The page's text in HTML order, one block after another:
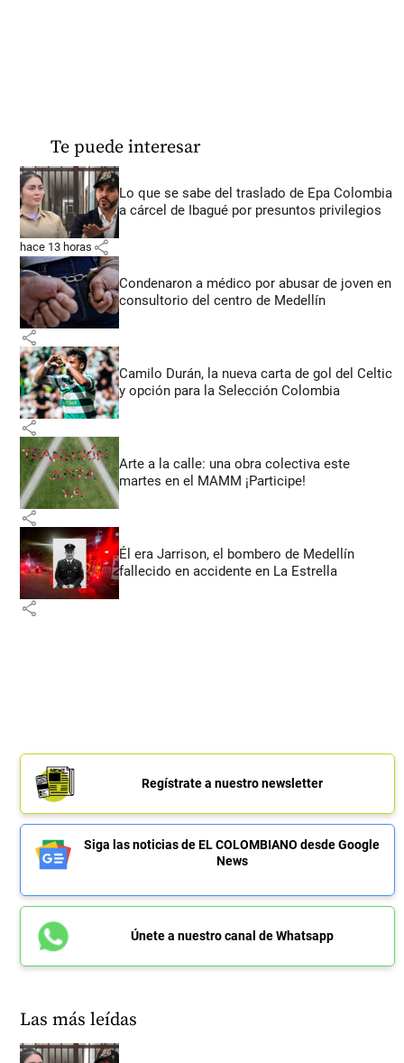
Te puede interesar
Lo que se sabe del traslado de Epa Colombia
a cárcel de Ibagué por presuntos privilegios
hace 13 horas share
Condenaron a médico por abusar de joven en
consultorio del centro de Medellín
share
Camilo Durán, la nueva carta de gol del Celtic
y opción para la Selección Colombia
share
Arte a la calle: una obra colectiva este
martes en el MAMM ¡Participe!
share
Él era Jarrison, el bombero de Medellín
fallecido en accidente en La Estrella
share
Regístrate a nuestro newsletter
Siga las noticias de EL COLOMBIANO desde Google
News
Únete a nuestro canal de Whatsapp
Las más leídas